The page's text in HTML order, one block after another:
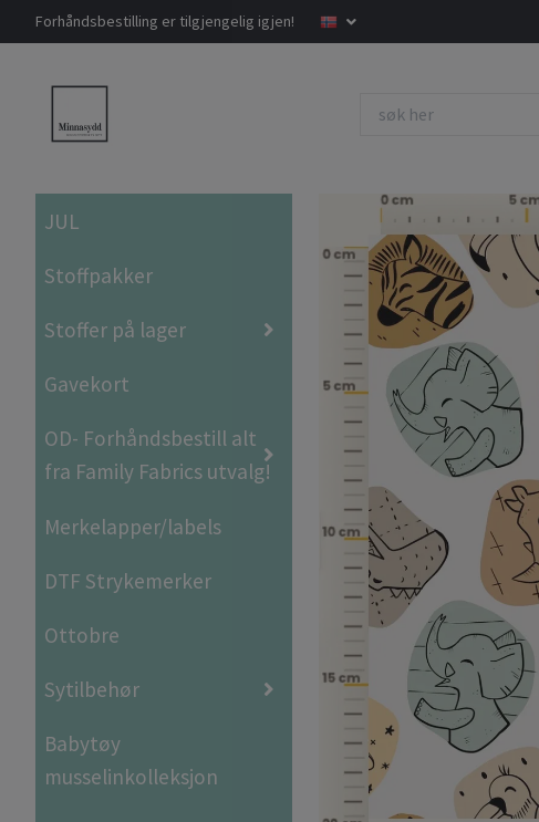
Forhåndsbestilling er tilgjengelig igjen!
JUL
Stoffpakker
Stoffer på lager
Gavekort
OD- Forhåndsbestill alt
fra Family Fabrics utvalg!
Merkelapper/labels
DTF Strykemerker
Ottobre
Sytilbehør
Babytøy
musselinkolleksjon